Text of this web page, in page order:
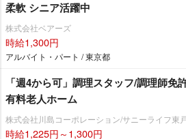
柔軟 シニア活躍中
株式会社ベアーズ
時給1,300円
アルバイト・パート / 東京都
「週4から可」調理スタッフ/調理師免
有料老人ホーム
株式会社川島コーポレーション/サニーライフ東
時給1,225円～1,300円